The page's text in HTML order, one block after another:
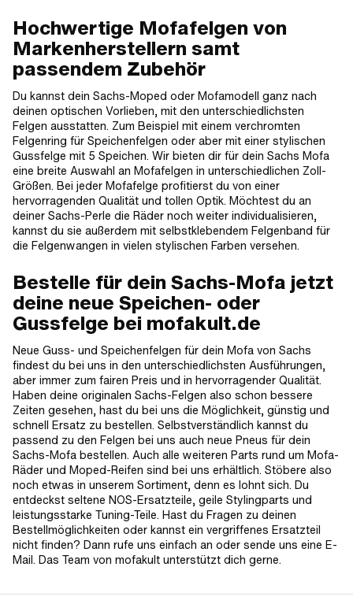
Hochwertige Mofafelgen von
Markenherstellern samt
passendem Zubehör
Du kannst dein Sachs-Moped oder Mofamodell ganz nach
deinen optischen Vorlieben, mit den unterschiedlichsten
Felgen ausstatten. Zum Beispiel mit einem verchromten
Felgenring für Speichenfelgen oder aber mit einer stylischen
Gussfelge mit 5 Speichen. Wir bieten dir für dein Sachs Mofa
eine breite Auswahl an Mofafelgen in unterschiedlichen Zoll-
Größen. Bei jeder Mofafelge profitierst du von einer
hervorragenden Qualität und tollen Optik. Möchtest du an
deiner Sachs-Perle die Räder noch weiter individualisieren,
kannst du sie außerdem mit selbstklebendem Felgenband für
die Felgenwangen in vielen stylischen Farben versehen.
Bestelle für dein Sachs-Mofa jetzt
deine neue Speichen- oder
Gussfelge bei mofakult.de
Neue Guss- und Speichenfelgen für dein Mofa von Sachs
findest du bei uns in den unterschiedlichsten Ausführungen,
aber immer zum fairen Preis und in hervorragender Qualität.
Haben deine originalen Sachs-Felgen also schon bessere
Zeiten gesehen, hast du bei uns die Möglichkeit, günstig und
schnell Ersatz zu bestellen. Selbstverständlich kannst du
passend zu den Felgen bei uns auch neue Pneus für dein
Sachs-Mofa bestellen. Auch alle weiteren Parts rund um Mofa-
Räder und Moped-Reifen sind bei uns erhältlich. Stöbere also
noch etwas in unserem Sortiment, denn es lohnt sich. Du
entdeckst seltene NOS-Ersatzteile, geile Stylingparts und
leistungsstarke Tuning-Teile. Hast du Fragen zu deinen
Bestellmöglichkeiten oder kannst ein vergriffenes Ersatzteil
nicht finden? Dann rufe uns einfach an oder sende uns eine E-
Mail. Das Team von mofakult unterstützt dich gerne.